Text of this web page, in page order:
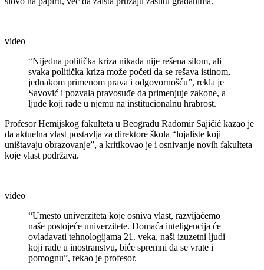
video
“Nijedna politička kriza nikada nije rešena silom, ali
svaka politička kriza može početi da se rešava istinom,
jednakom primenom prava i odgovornošću”, rekla je
Savović i pozvala pravosuđe da primenjuje zakone, a
ljude koji rade u njemu na institucionalnu hrabrost.
Profesor Hemijskog fakulteta u Beogradu Radomir Sajičić kazao je
da aktuelna vlast postavlja za direktore škola “lojaliste koji
uništavaju obrazovanje”, a kritikovao je i osnivanje novih fakulteta
koje vlast podržava.
video
“Umesto univerziteta koje osniva vlast, razvijaćemo
naše postojeće univerzitete. Domaća inteligencija će
ovladavati tehnologijama 21. veka, naši izuzetni ljudi
koji rade u inostranstvu, biće spremni da se vrate i
pomognu”, rekao je profesor.